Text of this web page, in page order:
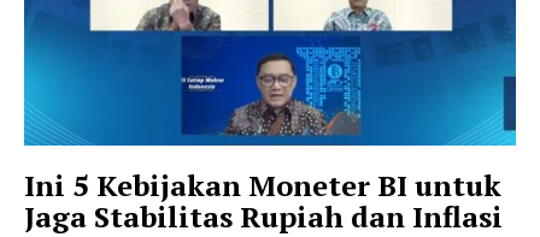
Ini 5 Kebijakan Moneter BI untuk
Jaga Stabilitas Rupiah dan Inflasi